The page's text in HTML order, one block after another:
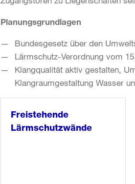
Planungsgrundlagen
Bundesgesetz über den
Lärmschutz-Verordnung vom
Klangqualität aktiv gestalten,
Klangraumgestaltung Wasser
Freistehende
Lärmschutzwände